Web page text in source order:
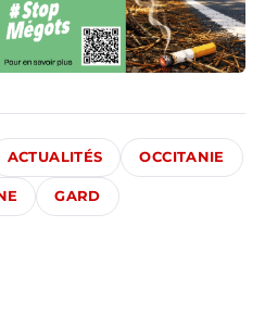
ACTUALITÉS OCCITANIE
GARD